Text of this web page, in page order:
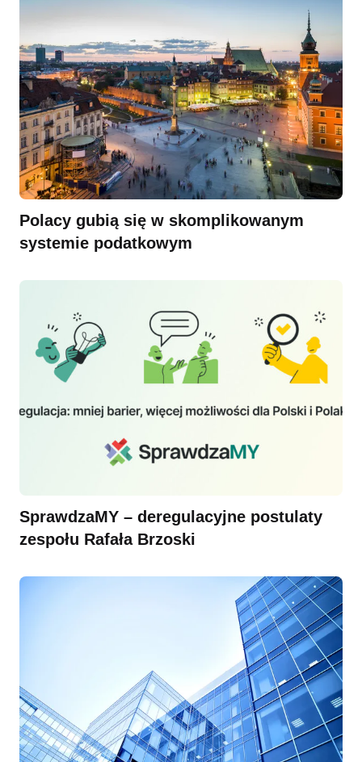
Polacy gubią się w skomplikowanym
systemie podatkowym
SprawdzaMY – deregulacyjne postulaty
zespołu Rafała Brzoski